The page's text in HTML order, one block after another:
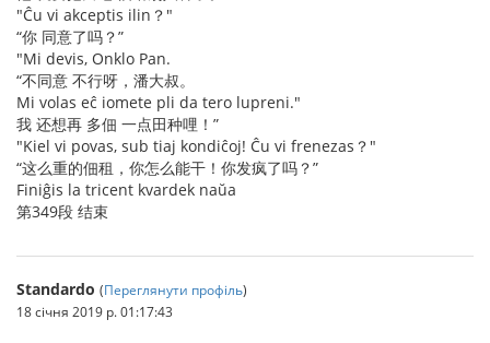
"Ĉu vi akceptis ilin？"
“你 同意了吗？”
"Mi devis, Onklo Pan.
“不同意 不行呀，潘大叔。
Mi volas eĉ iomete pli da tero lupreni."
我 还想再 多佃 一点田种哩！”
"Kiel vi povas, sub tiaj kondiĉoj! Ĉu vi frenezas？"
“这么重的佃租，你怎么能干！你发疯了吗？”
Finiĝis la tricent kvardek naŭa
第349段 结束
Standardo (Переглянути профіль)
18 січня 2019 р. 01:17:43